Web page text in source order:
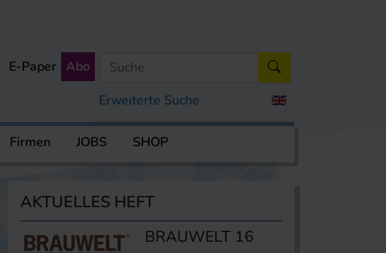
Erweiterte Suche
E-Paper Abo
Firmen JOBS SHOP
AKTUELLES HEFT
BRAUWELT 16